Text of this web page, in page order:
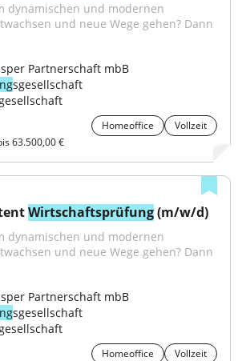
dynamischen und modernen
und neue Wege gehen? Dann
sgesellschaft
Homeoffice
Vollzeit
63.500,00 €
Wirtschaftsprüfung (m/w/d)
dynamischen und modernen
und neue Wege gehen? Dann
sgesellschaft
Homeoffice
Vollzeit